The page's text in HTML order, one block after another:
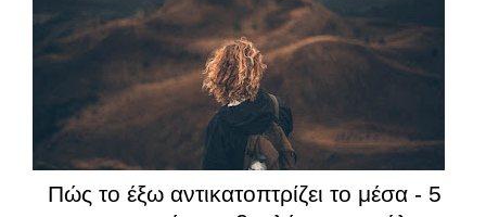
Πώς το έξω αντικατοπτρίζει το μέσα - 5